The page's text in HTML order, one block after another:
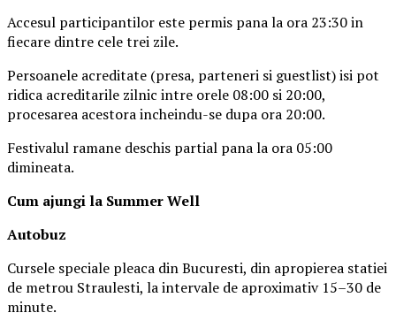
Accesul participantilor este permis pana la ora 23:30 in
fiecare dintre cele trei zile.
Persoanele acreditate (presa, parteneri si guestlist) isi pot
ridica acreditarile zilnic intre orele 08:00 si 20:00,
procesarea acestora incheindu-se dupa ora 20:00.
Festivalul ramane deschis partial pana la ora 05:00
dimineata.
Cum ajungi la Summer Well
Autobuz
Cursele speciale pleaca din Bucuresti, din apropierea statiei
de metrou Straulesti, la intervale de aproximativ 15–30 de
minute.